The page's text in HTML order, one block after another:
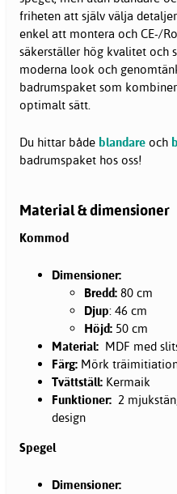
friheten att själv välja
enkel att montera och CE-/
säkerställer hög kvalitet och
moderna look och
badrumspaket som
optimalt sätt.
Du hittar både blandare och
badrumspaket hos oss!
Material & dimensioner
Kommod
Dimensioner:
​Bredd: 80 cm
Djup: 46 cm
Höjd: 50 cm
Material: MDF med
Färg: Mörk
Tvättställ: Kermaik
Funktioner: 2
design
Spegel
Dimensioner: